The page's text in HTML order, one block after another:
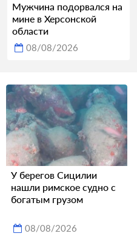
Мужчина подорвался на
мине в Херсонской
области
08/08/2026
У берегов Сицилии
нашли римское судно с
богатым грузом
08/08/2026